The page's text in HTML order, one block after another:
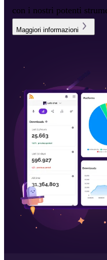
con i nostri potenti
Maggiori informazioni